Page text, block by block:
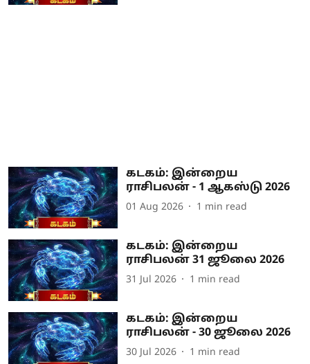
கடகம்: இன்றைய
ராசிபலன் - 1 ஆகஸ்டு 2026
01 Aug 2026 1 min read
கடகம்: இன்றைய
ராசிபலன் 31 ஜூலை 2026
31 Jul 2026 1 min read
கடகம்: இன்றைய
ராசிபலன் - 30 ஜூலை 2026
30 Jul 2026 1 min read